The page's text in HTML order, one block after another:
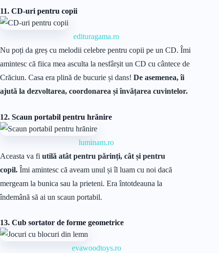
11. CD-uri pentru copii
edituragama.ro
Nu poți da greș cu melodii celebre pentru copii pe un CD. Îmi
amintesc că fiica mea asculta la nesfârșit un CD cu cântece de
Crăciun. Casa era plină de bucurie și dans! De asemenea, îi
ajută la dezvoltarea, coordonarea și învățarea cuvintelor.
12. Scaun portabil pentru hrănire
luminam.ro
Aceasta va fi utilă atât pentru părinți, cât și pentru
copil. Îmi amintesc că aveam unul și îl luam cu noi dacă
mergeam la bunica sau la prieteni. Era întotdeauna la
îndemână să ai un scaun portabil.
13. Cub sortator de forme geometrice
evawoodtoys.ro